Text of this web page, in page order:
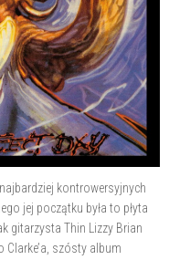
kontrowersyjnych
jej początku była to płyta
gitarzysta Thin Lizzy Brian
Clarke’a, szósty album